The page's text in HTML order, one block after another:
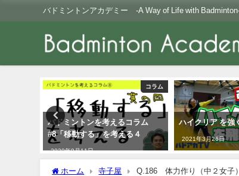
バドミントンアカデミー -A Way of Life with
コラム
バドミントンを考えるコラム
#8「移動する」を考える４
2020年9月11日
ハイクリア を強
2021年3月26日
ホーム 寺子屋 Q.186 体力作り（中２女子）